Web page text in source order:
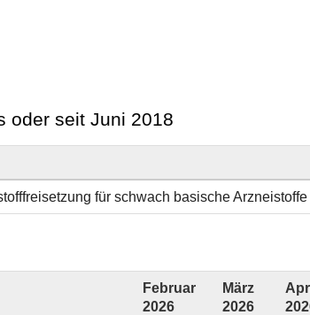
oder seit Juni 2018
für schwach basische Arzneistoffe
Februar
2026
März
2026